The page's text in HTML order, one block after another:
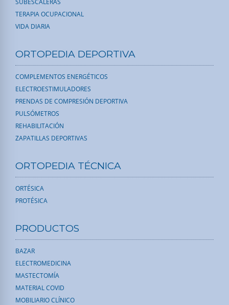
SUBESCALERAS
TERAPIA OCUPACIONAL
VIDA DIARIA
ORTOPEDIA DEPORTIVA
COMPLEMENTOS ENERGÉTICOS
ELECTROESTIMULADORES
PRENDAS DE COMPRESIÓN DEPORTIVA
PULSÓMETROS
REHABILITACIÓN
ZAPATILLAS DEPORTIVAS
ORTOPEDIA TÉCNICA
ORTÉSICA
PROTÉSICA
PRODUCTOS
BAZAR
ELECTROMEDICINA
MASTECTOMÍA
MATERIAL COVID
MOBILIARIO CLÍNICO